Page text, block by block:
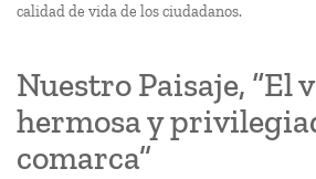
calidad de vida de los ciudadanos.
Nuestro Paisaje, “El
hermosa y
comarca”